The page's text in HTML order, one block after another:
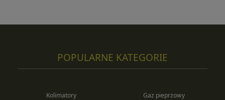
POPULARNE KATEGORIE
Kolimatory
Gaz pieprzowy